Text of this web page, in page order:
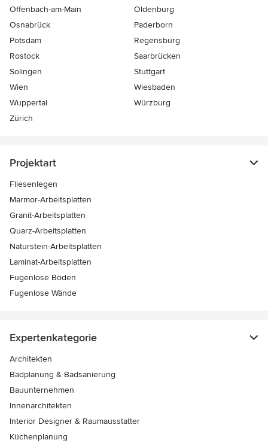
Offenbach-am-Main
Oldenburg
Osnabrück
Paderborn
Potsdam
Regensburg
Rostock
Saarbrücken
Solingen
Stuttgart
Wien
Wiesbaden
Wuppertal
Würzburg
Zürich
Projektart
Fliesenlegen
Marmor-Arbeitsplatten
Granit-Arbeitsplatten
Quarz-Arbeitsplatten
Naturstein-Arbeitsplatten
Laminat-Arbeitsplatten
Fugenlose Böden
Fugenlose Wände
Expertenkategorie
Architekten
Badplanung & Badsanierung
Bauunternehmen
Innenarchitekten
Interior Designer & Raumausstatter
Küchenplanung